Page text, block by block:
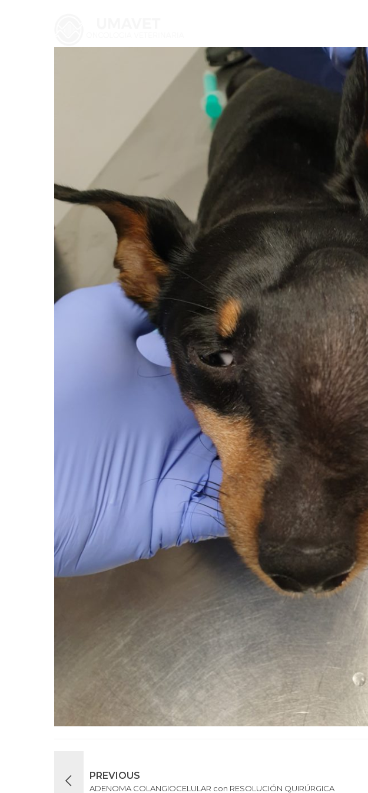
SERVICIOS CASOS CLÍNICOS BLOG
ENVIO CITOLOGÍAS/CASOS
PREVIOUS
ADENOMA COLANGIOCELULAR con RESOLUCIÓN QUIRÚRGICA